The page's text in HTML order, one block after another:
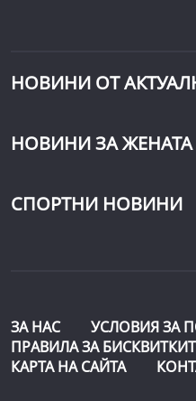
НОВИНИ ОТ
НОВИНИ ЗА ЖЕНАТА
СПОРТНИ НОВИНИ
ЗА НАС
УСЛОВИЯ ЗА
ПРАВИЛА ЗА
КАРТА НА САЙТА